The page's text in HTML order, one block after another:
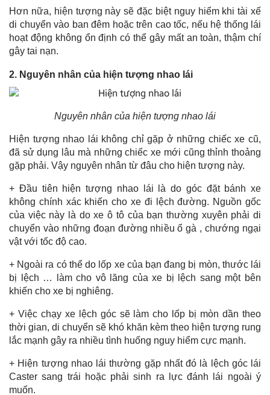
Hơn nữa, hiện tượng này sẽ đặc biệt nguy hiểm khi tài xế
di chuyển vào ban đêm hoặc trên cao tốc, nếu hệ thống lái
hoạt động không ổn định có thể gây mất an toàn, thậm chí
gây tai nạn.
2. Nguyên nhân của hiện tượng nhao lái
Nguyên nhân của hiện tượng nhao lái
Hiện tượng nhao lái không chỉ gặp ở những chiếc xe cũ,
đã sử dụng lâu mà những chiếc xe mới cũng thỉnh thoảng
gặp phải. Vậy nguyên nhân từ đâu cho hiện tượng này.
+ Đầu tiên hiện tượng nhao lái là do góc đặt bánh xe
không chính xác khiến cho xe đi lệch đường. Nguồn gốc
của việc này là do xe ô tô của bạn thường xuyên phải di
chuyển vào những đoạn đường nhiều ổ gà , chướng ngại
vật với tốc độ cao.
+ Ngoài ra có thể do lốp xe của bạn đang bị mòn, thước lái
bị lệch … làm cho vô lăng của xe bị lệch sang một bên
khiến cho xe bị nghiêng.
+ Việc chạy xe lệch góc sẽ làm cho lốp bị mòn dần theo
thời gian, di chuyển sẽ khó khăn kèm theo hiện tượng rung
lắc mạnh gây ra nhiều tình huống nguy hiểm cực mạnh.
+ Hiện tượng nhao lái thường gặp nhất đó là lệch góc lái
Caster sang trái hoặc phải sinh ra lực đánh lái ngoài ý
muốn.